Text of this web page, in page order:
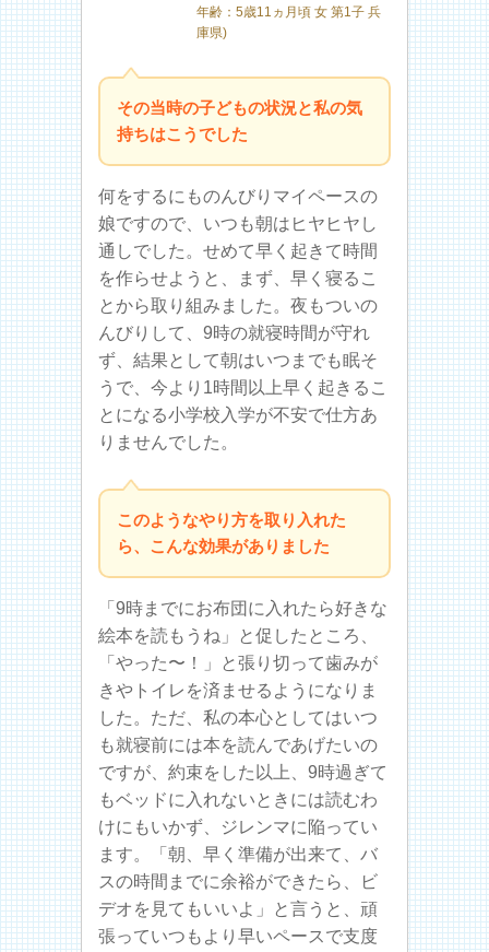
年齢：5歳11ヵ月頃 女 第1子 兵
庫県)
その当時の子どもの状況と私の気
持ちはこうでした
何をするにものんびりマイペースの
娘ですので、いつも朝はヒヤヒヤし
通しでした。せめて早く起きて時間
を作らせようと、まず、早く寝るこ
とから取り組みました。夜もついの
んびりして、9時の就寝時間が守れ
ず、結果として朝はいつまでも眠そ
うで、今より1時間以上早く起きるこ
とになる小学校入学が不安で仕方あ
りませんでした。
このようなやり方を取り入れた
ら、こんな効果がありました
「9時までにお布団に入れたら好きな
絵本を読もうね」と促したところ、
「やった〜！」と張り切って歯みが
きやトイレを済ませるようになりま
した。ただ、私の本心としてはいつ
も就寝前には本を読んであげたいの
ですが、約束をした以上、9時過ぎて
もベッドに入れないときには読むわ
けにもいかず、ジレンマに陥ってい
ます。「朝、早く準備が出来て、バ
スの時間までに余裕ができたら、ビ
デオを見てもいいよ」と言うと、頑
張っていつもより早いペースで支度